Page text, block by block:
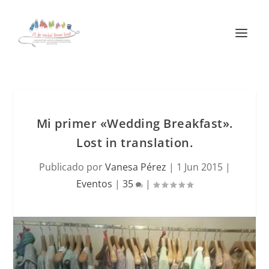
Mi primer «Wedding Breakfast».
Lost in translation.
Publicado porVanesa Pérez | 1 Jun 2015|
Eventos | 35 |